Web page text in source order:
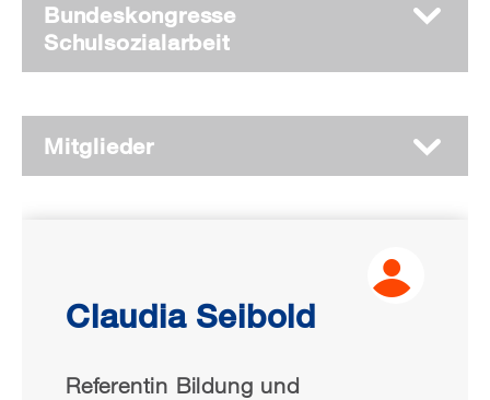
Bundeskongresse
Schulsozialarbeit
Mitglieder
Claudia Seibold
Referentin Bildung und